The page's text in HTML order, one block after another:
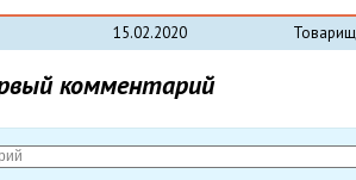
15.02.2020
комментарий